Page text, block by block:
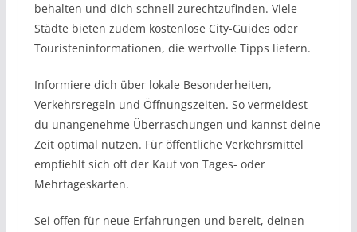
behalten und dich schnell zurechtzufinden. Viele
Städte bieten zudem kostenlose City-Guides oder
Touristeninformationen, die wertvolle Tipps liefern.
Informiere dich über lokale Besonderheiten,
Verkehrsregeln und Öffnungszeiten. So vermeidest
du unangenehme Überraschungen und kannst deine
Zeit optimal nutzen. Für öffentliche Verkehrsmittel
empfiehlt sich oft der Kauf von Tages- oder
Mehrtageskarten.
Sei offen für neue Erfahrungen und bereit, deinen